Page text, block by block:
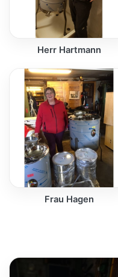
Herr Hartmann
Frau Hagen